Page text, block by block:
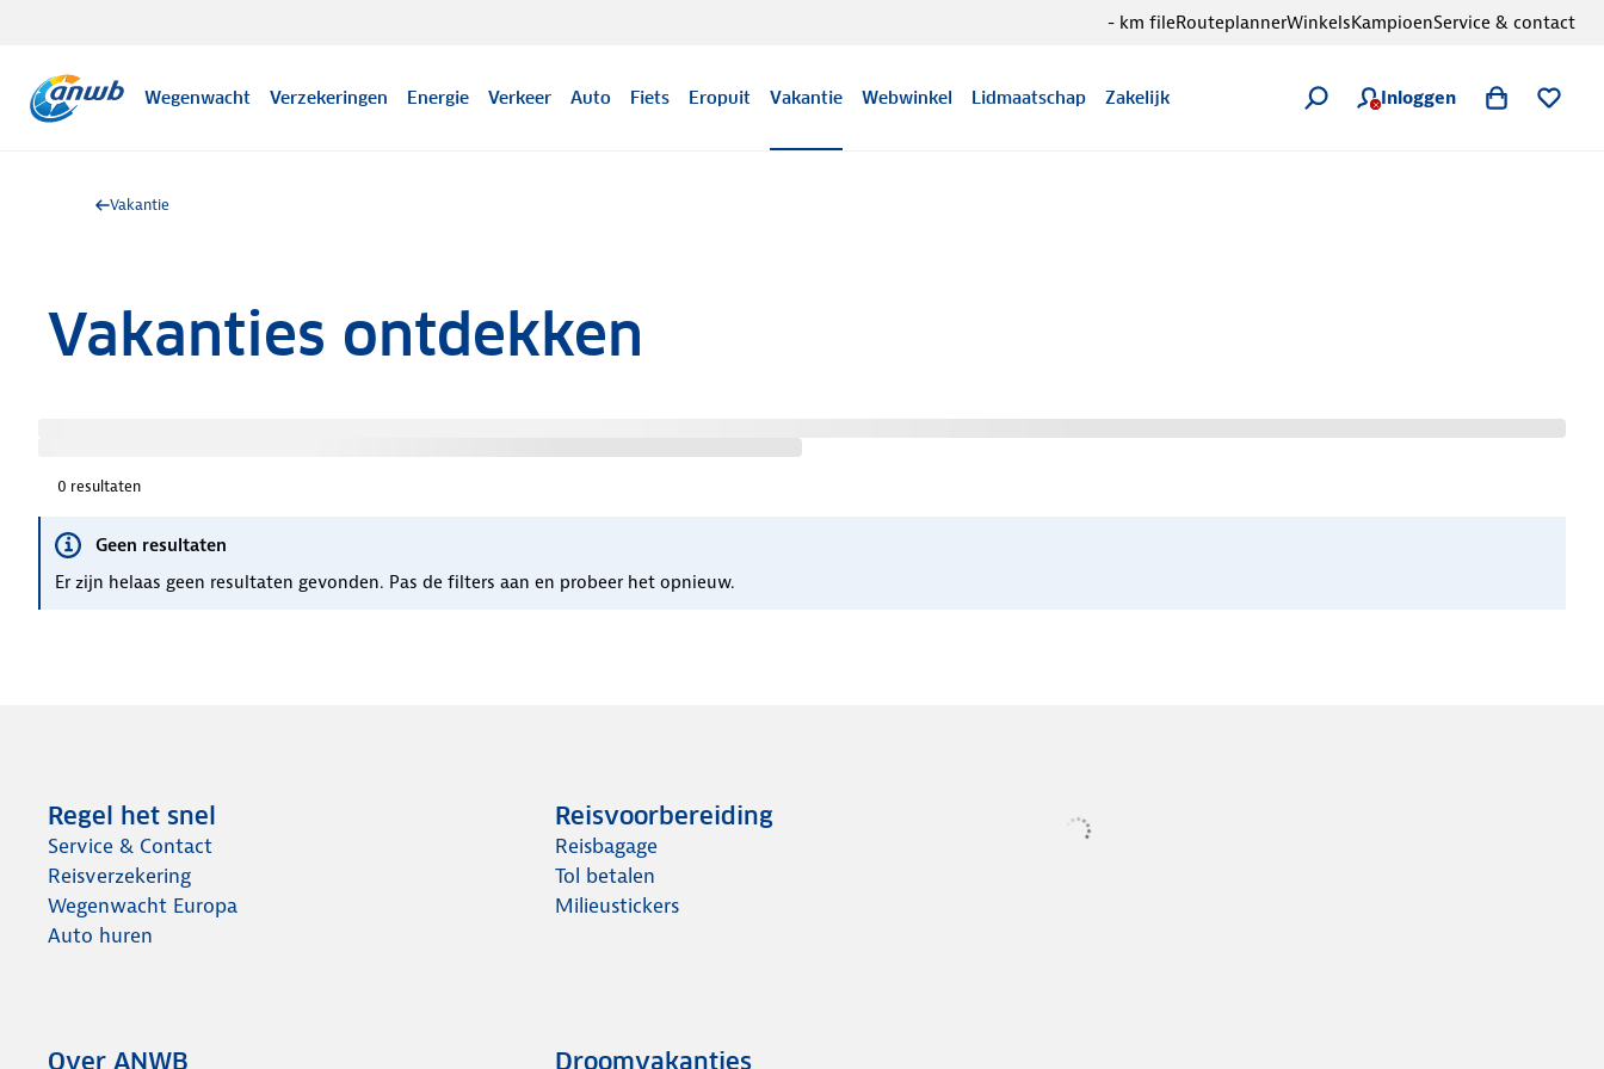
Wegenwacht Verzekeringen Energie Verkeer Auto Fiets Eropuit Vakantie Webwinkel Lidmaatschap Zakelijk Inloggen
- km fileRouteplannerWinkelsKampioenService & contact
Vakantie
Vakanties ontdekken
0 resultaten
Geen resultaten
Er zijn helaas geen resultaten gevonden. Pas de filters aan en probeer het opnieuw.
Regel het snel
Service & Contact
Reisverzekering
Wegenwacht Europa
Auto huren
Reisvoorbereiding
Reisbagage
Tol betalen
Milieustickers
Over ANWB Droomvakanties